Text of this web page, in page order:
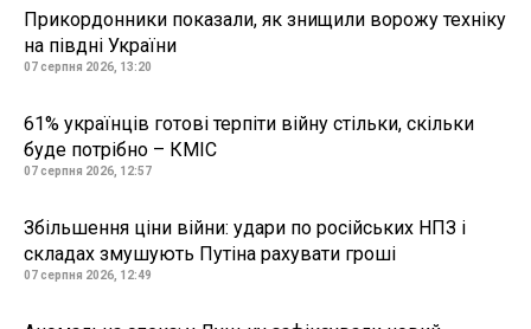
Прикордонники показали, як знищили ворожу техніку
на півдні України
07 серпня 2026, 13:20
61% українців готові терпіти війну стільки, скільки
буде потрібно – КМІС
07 серпня 2026, 12:57
Збільшення ціни війни: удари по російських НПЗ і
складах змушують Путіна рахувати гроші
07 серпня 2026, 12:49